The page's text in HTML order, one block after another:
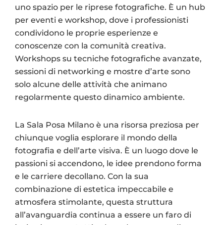
uno spazio per le riprese fotografiche. È un hub
per eventi e workshop, dove i professionisti
condividono le proprie esperienze e
conoscenze con la comunità creativa.
Workshops su tecniche fotografiche avanzate,
sessioni di networking e mostre d’arte sono
solo alcune delle attività che animano
regolarmente questo dinamico ambiente.
La Sala Posa Milano è una risorsa preziosa per
chiunque voglia esplorare il mondo della
fotografia e dell’arte visiva. È un luogo dove le
passioni si accendono, le idee prendono forma
e le carriere decollano. Con la sua
combinazione di estetica impeccabile e
atmosfera stimolante, questa struttura
all’avanguardia continua a essere un faro di